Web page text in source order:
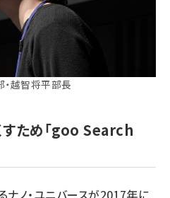
越智将平部長
すため「goo Search
ノ・ユニバースが2017年に